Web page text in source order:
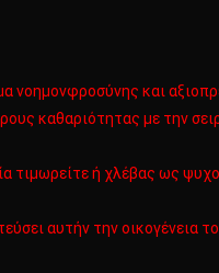
και
καθαριότητας με την
τιμωρείτε ή χλέβας ως
αυτήν την οικογένεια